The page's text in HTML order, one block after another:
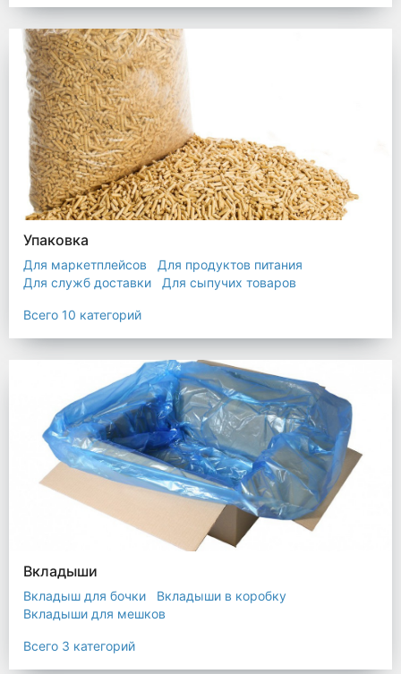
Упаковка
Для маркетплейсов
Для продуктов питания
Для служб доставки
Для сыпучих товаров
Промышленная упаковка
Прочая полиэтиленовая упаковка
Всего 10 категорий
Вкладыши
Вкладыш для бочки
Вкладыши в коробку
Вкладыши для мешков
Всего 3 категорий